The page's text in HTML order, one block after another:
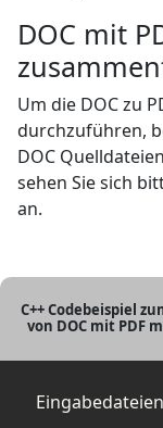
DOC mit
Um die DOC zu
durchzuführen,
DOC
sehen Sie sich
an.
C++ Codebeispiel
von DOC mit PDF
Eingabedateien